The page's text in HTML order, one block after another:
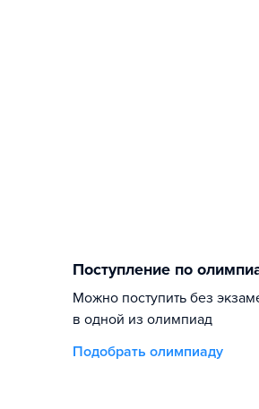
Поступление по
Можно поступить без
в одной из олимпиад
Подобрать олимпиаду